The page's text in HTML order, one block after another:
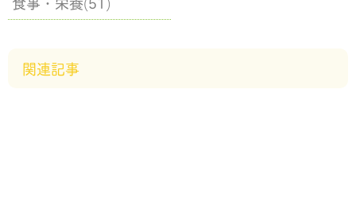
関連記事